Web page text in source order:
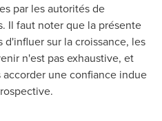
par les autorités de
Il faut noter que la présente
sur la croissance, les
n'est pas exhaustive, et
une confiance indue